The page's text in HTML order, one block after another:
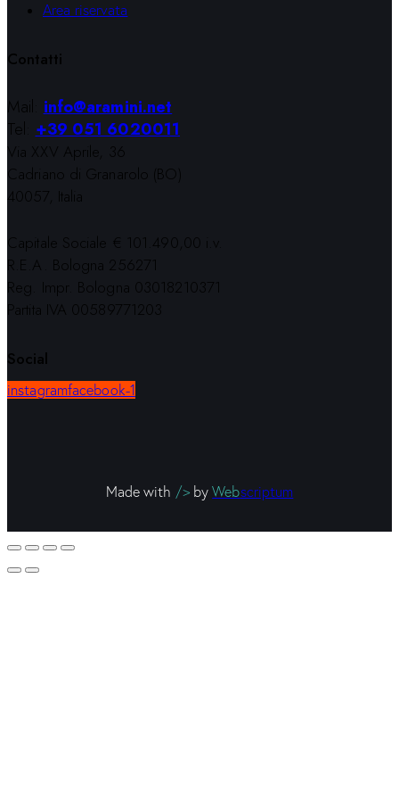
Area riservata
Contatti
Mail:info@aramini.net
Tel:+39 051 6020011
Via XXV Aprile, 36
Cadriano di Granarolo (BO)
40057, Italia
Capitale Sociale € 101.490,00 i.v.
R.E.A. Bologna 256271
Reg. Impr. Bologna 03018210371
Partita IVA 00589771203
Social
instagramfacebook-1
Made with />byWebscriptum